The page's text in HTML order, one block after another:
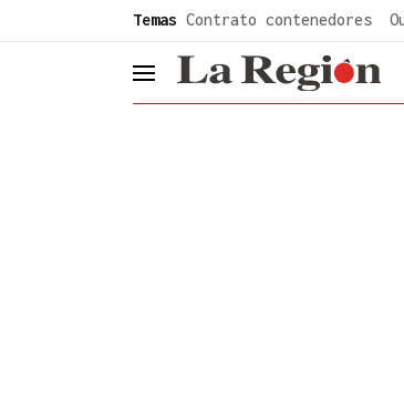
Temas Contrato contenedores
header.menu.open